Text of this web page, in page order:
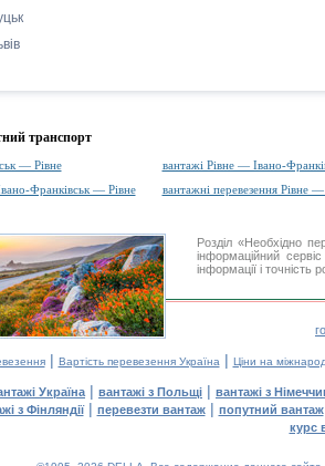
транспорт
— Рівне
вантажі Рівне — Івано-
Франківськ — Рівне
вантажні перевезення Рівне
Розділ «Необхідно
інформаційний
інформації і
| Вартість перевезення Україна | Ціни на
Україна | вантажі з Польщі | вантажі з
з Фінляндії| перевезти вантаж| попутний вантаж
курс